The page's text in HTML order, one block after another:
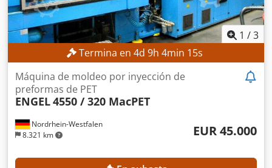
1 /3
Termina en 4d 9h 4min 13s
Nordrhein-Westfalen
8.321 km
Máquina de moldeo por inyección de
preformas de PET
ENGEL4550 / 320 MacPET
EUR 45.000